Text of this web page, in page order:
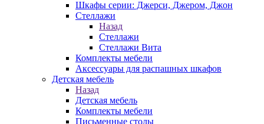
Шкафы серии: Джерси, Джером, Джон
Стеллажи
Назад
Стеллажи
Стеллажи Вита
Комплекты мебели
Аксессуары для распашных шкафов
Детская мебель
Назад
Детская мебель
Комплекты мебели
Письменные столы